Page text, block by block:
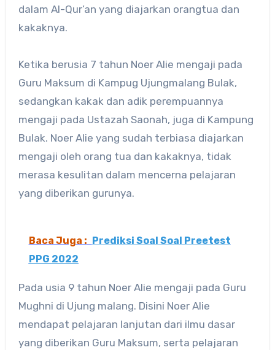
dalam Al-Qur’an yang diajarkan orangtua dan
kakaknya.
Ketika berusia 7 tahun Noer Alie mengaji pada
Guru Maksum di Kampug Ujungmalang Bulak,
sedangkan kakak dan adik perempuannya
mengaji pada Ustazah Saonah, juga di Kampung
Bulak. Noer Alie yang sudah terbiasa diajarkan
mengaji oleh orang tua dan kakaknya, tidak
merasa kesulitan dalam mencerna pelajaran
yang diberikan gurunya.
Baca Juga : Prediksi Soal Soal Preetest
PPG 2022
Pada usia 9 tahun Noer Alie mengaji pada Guru
Mughni di Ujung malang. Disini Noer Alie
mendapat pelajaran lanjutan dari ilmu dasar
yang diberikan Guru Maksum, serta pelajaran